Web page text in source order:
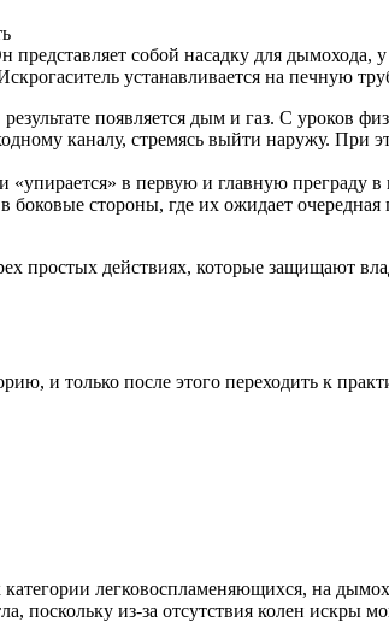
собой насадку для дымохода,
устанавливается на печную
появляется дым и газ. С уроков
каналу, стремясь выйти наружу. При
в первую и главную преграду в
стороны, где их ожидает
простых действиях, которые защищают
и только после этого переходить к
легковоспламеняющихся, на
поскольку из-за отсутствия колен